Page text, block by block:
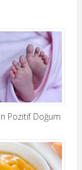
Pozitif Doğum